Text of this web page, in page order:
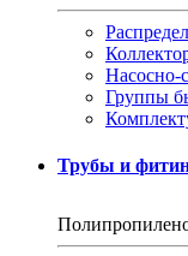
Насосно-
Группы
Трубы и